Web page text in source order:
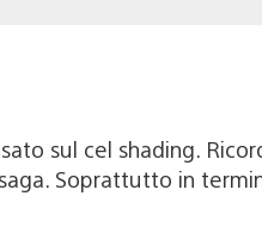
sul cel shading.
Soprattutto in